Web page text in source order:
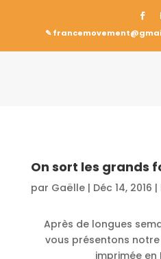
✎
On sort les grands
par Gaëlle| Déc 14, 2016 |
Après de longues
vous présentons
imprimée en